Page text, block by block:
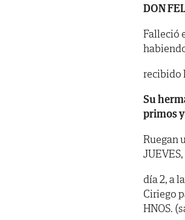
DON
Falleció
recibido
Su
primos
Ruegan
JUEVES,
día 2, a
Ciriego
HNOS.